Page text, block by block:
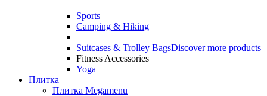
Sports
Camping & Hiking
Suitcases & Trolley BagsDiscover more products
Fitness Accessories
Yoga
Плитка
Плитка Megamenu